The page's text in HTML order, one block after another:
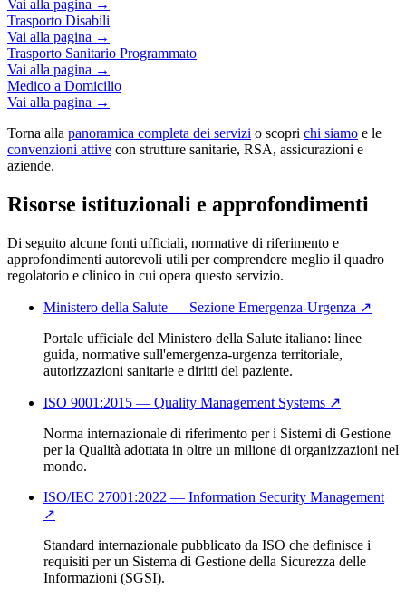
Vai alla pagina →
Trasporto Disabili
Vai alla pagina →
Trasporto Sanitario Programmato
Vai alla pagina →
Medico a Domicilio
Vai alla pagina →
Torna alla panoramica completa dei servizi o scopri chi siamo e le
convenzioni attive con strutture sanitarie, RSA, assicurazioni e
aziende.
Risorse istituzionali e approfondimenti
Di seguito alcune fonti ufficiali, normative di riferimento e
approfondimenti autorevoli utili per comprendere meglio il quadro
regolatorio e clinico in cui opera questo servizio.
Ministero della Salute — Sezione Emergenza-Urgenza ↗
Portale ufficiale del Ministero della Salute italiano: linee
guida, normative sull'emergenza-urgenza territoriale,
autorizzazioni sanitarie e diritti del paziente.
ISO 9001:2015 — Quality Management Systems ↗
Norma internazionale di riferimento per i Sistemi di Gestione
per la Qualità adottata in oltre un milione di organizzazioni nel
mondo.
ISO/IEC 27001:2022 — Information Security Management
↗
Standard internazionale pubblicato da ISO che definisce i
requisiti per un Sistema di Gestione della Sicurezza delle
Informazioni (SGSI).